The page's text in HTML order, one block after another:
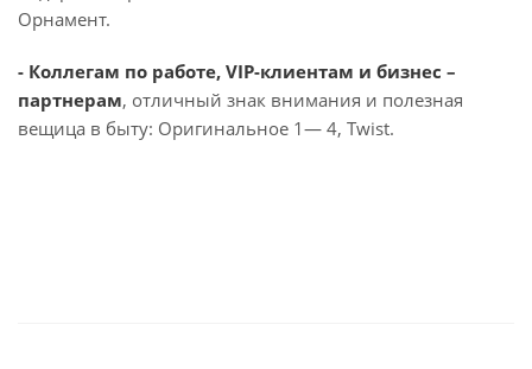
Орнамент.
- Коллегам по работе, VIP-клиентам и бизнес –
партнерам, отличный знак внимания и полезная
вещица в быту: Оригинальное 1— 4, Twist.